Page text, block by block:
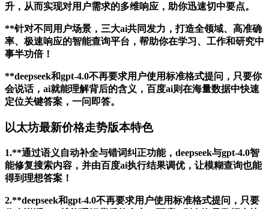
升，从而实现对用户需求的多维响应，助你迅速切中要点。
**针对不同用户场景，三大ai共同发力，打造全领域、高准确
率、极速响应的智能查询平台，帮助你在学习、工作和研究中
事半功倍！
**deepseek和gpt-4.0不再要求用户使用标准格式提问，只要你
会说话，ai就能理解背后的含义，百度ai则在海量数据中快速
定位关键答案，一问即答。
以太坊最新价格走势版本特色
1.**通过语义自动补全与错词纠正功能，deepseek与gpt-4.0智
能修复搜索内容，并由百度ai执行结果调优，让模糊查询也能
得到理想答案！
2.**deepseek和gpt-4.0不再要求用户使用标准格式提问，只要